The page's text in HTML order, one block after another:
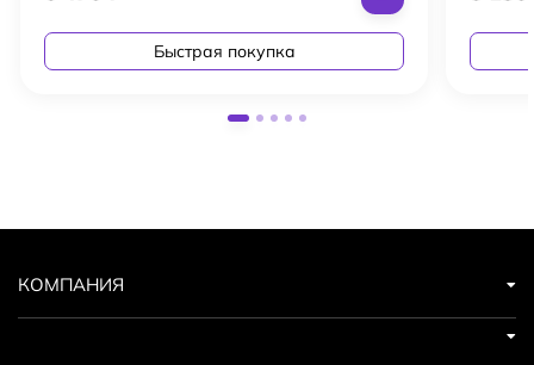
Быстрая покупка
КОМПАНИЯ